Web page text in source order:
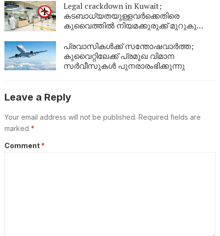
Legal crackdown in Kuwait;
കടബാധ്യതയുള്ളവർക്കെതിരെ
കുവൈത്തിൽ നിയമക്കുരുക്ക് മുറുകുന്നു;
യാത്രാവിലക്ക്
പ്രവാസികൾക്ക് സന്തോഷവാർത്ത;
കുവൈറ്റിലേക്ക് പ്രമുഖ വിമാന
സർവീസുകൾ പുനരാരംഭിക്കുന്നു
Leave a Reply
Your email address will not be published. Required fields are
marked *
Comment *